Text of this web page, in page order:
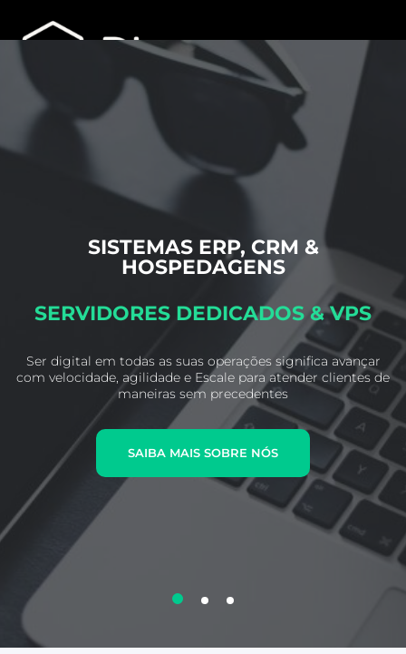
SISTEMAS ERP, CRM &
HOSPEDAGENS
SERVIDORES DEDICADOS & VPS
Ser digital em todas as suas operações significa avançar
com velocidade, agilidade e Escale para atender clientes de
maneiras sem precedentes
SAIBA MAIS SOBRE NÓS